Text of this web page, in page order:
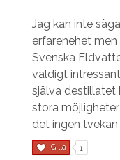
Jag kan inte
erfarenehet
Svenska
väldigt
själva destillatet
stora
det ingen tvekan
Gilla 1